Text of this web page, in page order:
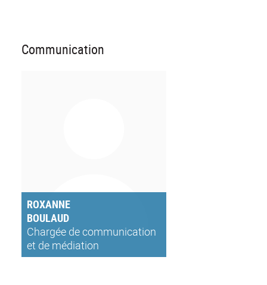
Communication
ROXANNE
BOULAUD
Chargée de communication
et de médiation